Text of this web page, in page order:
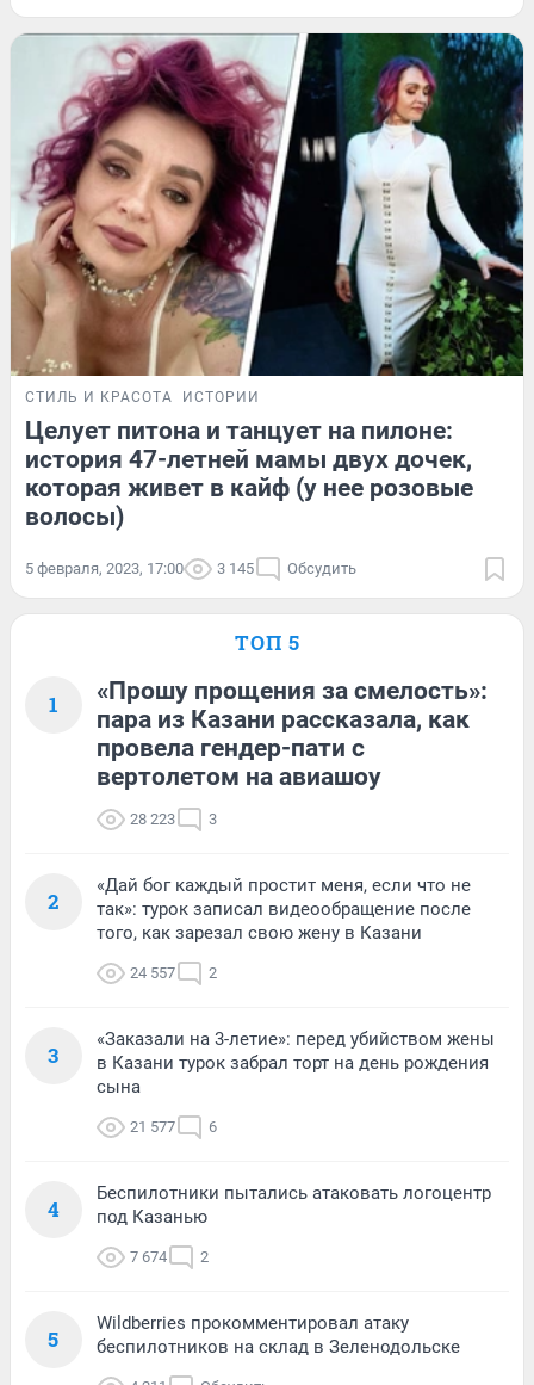
СТИЛЬ И КРАСОТА ИСТОРИИ
Целует питона и танцует на пилоне:
история 47-летней мамы двух дочек,
которая живет в кайф (у нее розовые
волосы)
5 февраля, 2023, 17:00 3 145 Обсудить
ТОП 5
1
«Прошу прощения за смелость»:
пара из Казани рассказала, как
провела гендер-пати с
вертолетом на авиашоу
28 223 3
2
«Дай бог каждый простит меня, если что не
так»: турок записал видеообращение после
того, как зарезал свою жену в Казани
24 557 2
3
«Заказали на 3-летие»: перед убийством жены
в Казани турок забрал торт на день рождения
сына
21 577 6
4
Беспилотники пытались атаковать логоцентр
под Казанью
7 674 2
5
Wildberries прокомментировал атаку
беспилотников на склад в Зеленодольске